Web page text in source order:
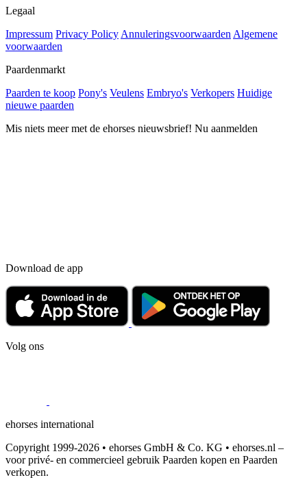
Legaal
Impressum Privacy Policy Annuleringsvoorwaarden Algemene
voorwaarden
Paardenmarkt
Paarden te koop Pony's Veulens Embryo's Verkopers Huidige
nieuwe paarden
Mis niets meer met de ehorses nieuwsbrief! Nu aanmelden
Download de app
Volg ons
ehorses international
Copyright 1999-2026 • ehorses GmbH & Co. KG • ehorses.nl –
voor privé- en commercieel gebruik Paarden kopen en Paarden
verkopen.